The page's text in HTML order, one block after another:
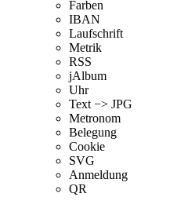
Farben
IBAN
Laufschrift
Metrik
RSS
jAlbum
Uhr
Text −> JPG
Metronom
Belegung
Cookie
SVG
Anmeldung
QR